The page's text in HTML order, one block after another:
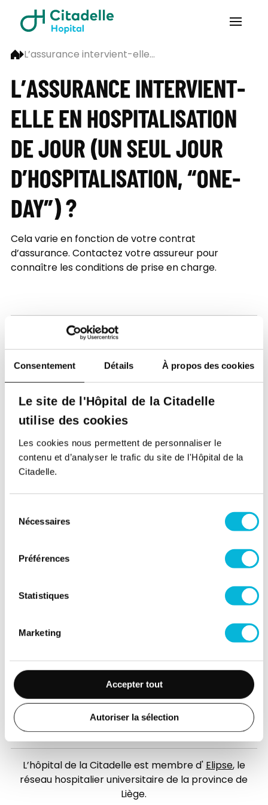
Consentement Détails À propos des cookies
Le site de l'Hôpital de la Citadelle
utilise des cookies
Les cookies nous permettent de personnaliser le
contenu et d’analyser le trafic du site de l'Hôpital de la
Citadelle.
Nécessaires
Préférences
Statistiques
Marketing
Accepter tout
Autoriser la sélection
L’assurance intervient-elle...
L’ASSURANCE INTERVIENT-
ELLE EN HOSPITALISATION
DE JOUR (UN SEUL JOUR
D’HOSPITALISATION, “ONE-
DAY”) ?
Cela varie en fonction de votre contrat
d’assurance. Contactez votre assureur pour
connaître les conditions de prise en charge.
Soutenez notre Fondation
financer des projets qui améliorent
directement le bien-être des patients et
leurs proches.
Découvrir la Fondation
Professionnels de la santé
Actualités
Événements
Contact
Presse
FAQ
L’hôpital de la Citadelle est membre d'Elipse, le
réseau hospitalier universitaire de la province de
Liège.